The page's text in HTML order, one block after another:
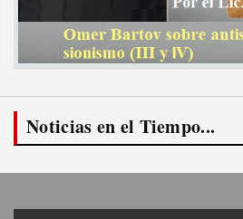
Noticias en el Tiempo...